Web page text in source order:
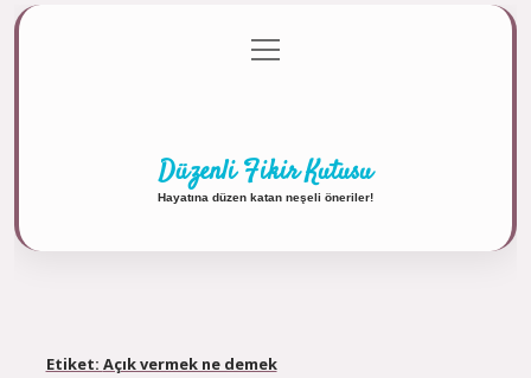
Gizlilik Politikası
menüyü
aç
Düzenli Fikir Kutusu
Hayatına düzen katan neşeli öneriler!
Etiket: Açık vermek ne demek